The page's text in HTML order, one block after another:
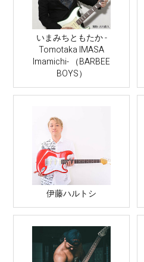
いまみちともたか -
Tomotaka IMASA
Imamichi- （BARBEE
BOYS）
伊藤ハルトシ